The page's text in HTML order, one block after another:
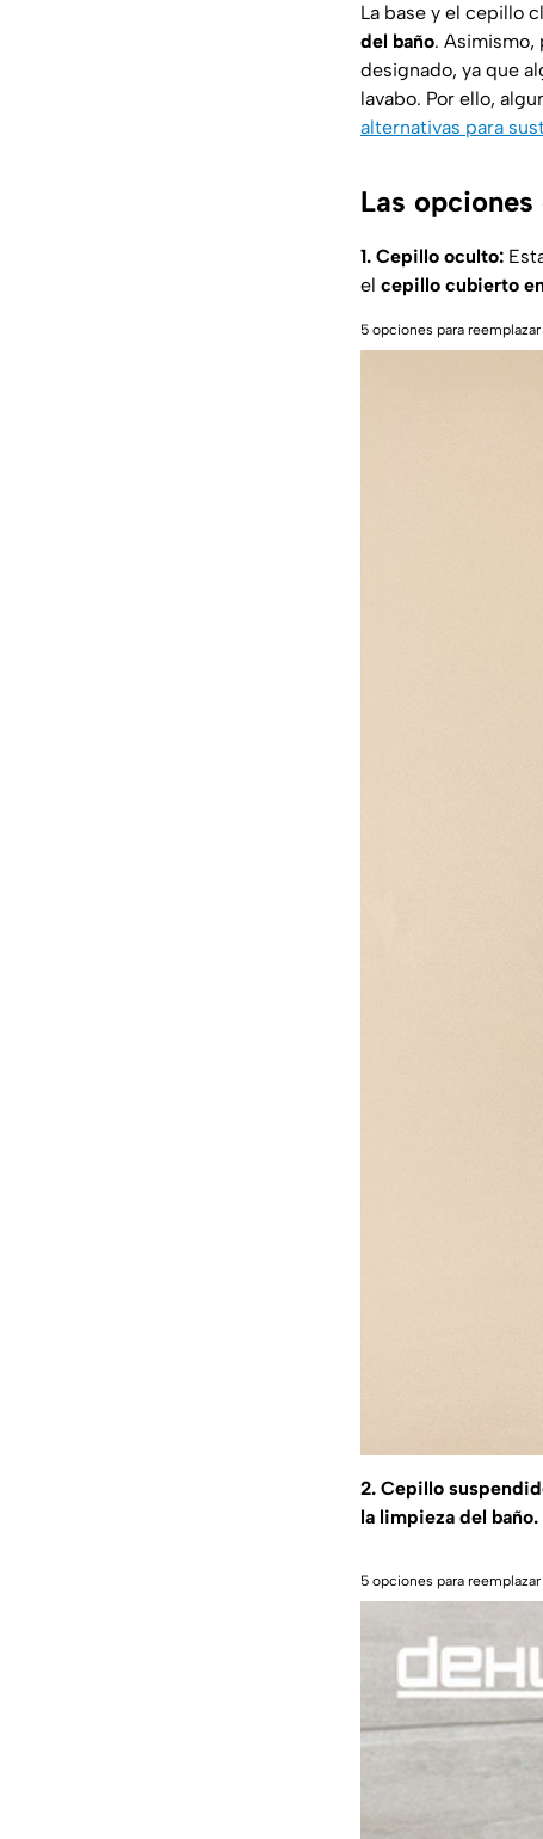
La base y el cepillo
del baño. Asimismo,
designado, ya que
lavabo. Por ello,
alternativas para
Las
1. Cepillo oculto:
el cepillo cubierto
5 opciones para
2. Cepillo
la limpieza del
5 opciones para